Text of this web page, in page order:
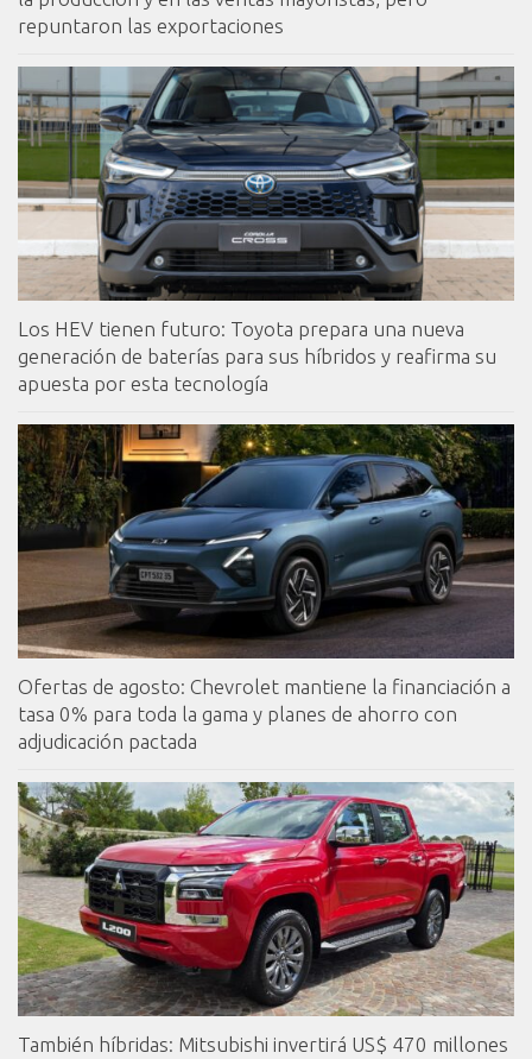
repuntaron las exportaciones
Los HEV tienen futuro: Toyota prepara una nueva
generación de baterías para sus híbridos y reafirma su
apuesta por esta tecnología
Ofertas de agosto: Chevrolet mantiene la financiación a
tasa 0% para toda la gama y planes de ahorro con
adjudicación pactada
También híbridas: Mitsubishi invertirá US$ 470 millones